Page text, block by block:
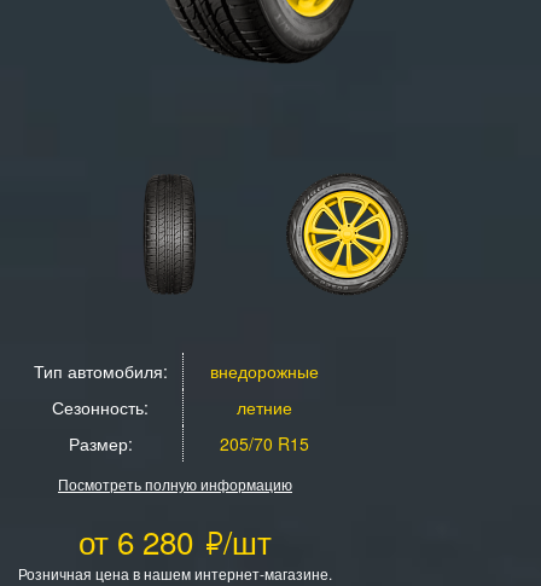
Тип автомобиля:
внедорожные
Сезонность:
летние
Размер:
205/70 R15
Посмотреть полную информацию
от 6 280 /шт
Розничная цена в нашем интернет-магазине.